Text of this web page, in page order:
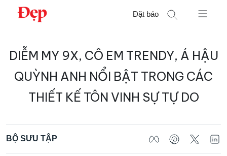
Chuyển
Đặt báo
kiếm
DIỄM MY 9X, CÔ EM TRENDY, Á HẬU
QUỲNH ANH NỔI BẬT TRONG CÁC
THIẾT KẾ TÔN VINH SỰ TỰ DO
BỘ SƯU TẬP